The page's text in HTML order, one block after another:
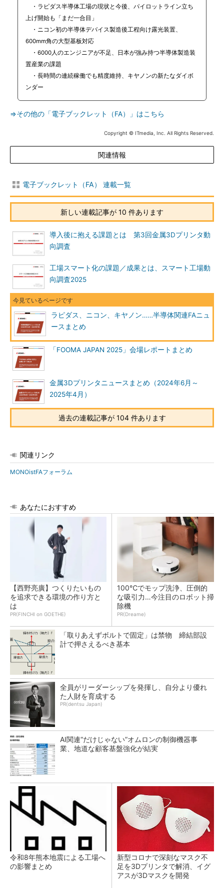
・ラピダス半導体工場の現状と今後、パイロットライン立ち
上げ開始も「まだ一合目」
・ニコン初の半導体デバイス製造後工程向け露光装置、
600mm角の大型基板対応
・6000人のエンジニアが不足、日本が強み持つ半導体製造装
置産業の課題
・長時間の連続稼働でも精度維持、キヤノンの新たなダイボ
ンダー
⇒その他の「電子ブックレット（FA）」はこちら
Copyright © ITmedia, Inc. All Rights Reserved.
関連情報
電子ブックレット（FA） 連載一覧
新しい連載記事が 10 件あります
導入後に抱える課題とは 第3回金属3Dプリンタ動
向調査
工場スマート化の課題／成果とは、スマート工場動
向調査2025
ラピダス、ニコン、キヤノン……半導体関連FAニュ
ースまとめ
「FOOMA JAPAN 2025」会場レポートまとめ
金属3Dプリンタニュースまとめ（2024年6月～
2025年4月）
過去の連載記事が 104 件あります
関連リンク
MONOistFAフォーラム
あなたにおすすめ
【西野亮廣】つくりたいもの
を追求できる環境の作り方と
は
PR(FINCHI on GOETHE)
100℃でモップ洗浄、圧倒的
な吸引力…今注目のロボット掃
除機
PR(Dreame)
「取りあえずボルトで固定」は禁物 締結部設
計で押さえるべき基本
全員がリーダーシップを発揮し、自分より優れ
た人財を育成する
PR(dentsu Japan)
AI関連“だけじゃない”オムロンの制御機器事
業、地道な顧客基盤強化が結実
令和8年熊本地震による工場へ
の影響まとめ
新型コロナで深刻なマスク不
足を3Dプリンタで解消、イグ
アスが3Dマスクを開発